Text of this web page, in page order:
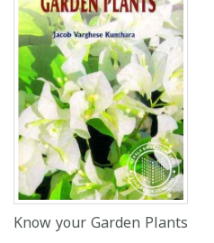
Know your Garden Plants